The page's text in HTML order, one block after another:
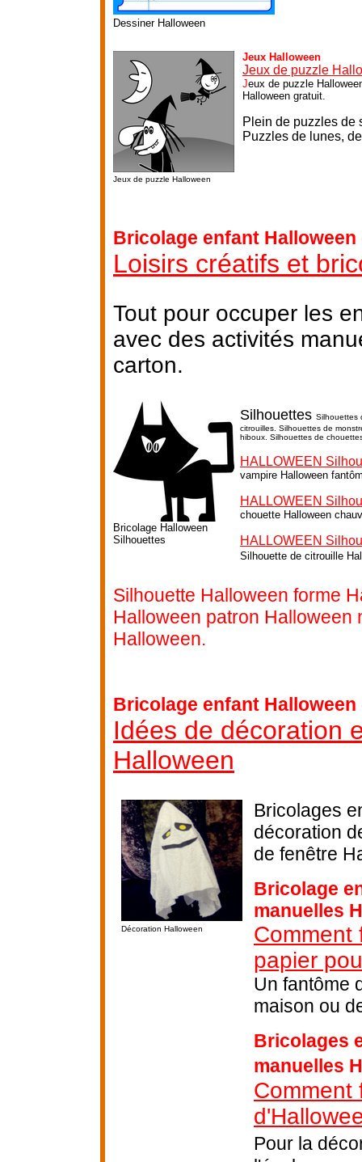
Dessiner Halloween
Jeux de puzzle Halloween
Jeux Halloween
Jeux de puzzle
Jeux de puzzle
Halloween gratuit.
Plein de puzzles de
Puzzles de lunes,
Bricolage enfant
Loisirs créatifs et
Tout pour occuper les
avec des activités
carton.
Bricolage Halloween
Silhouettes
Silhouettes Silhouettes
citrouilles. Silhouettes de
hiboux. Silhouettes de
HALLOWEEN
vampire Halloween
HALLOWEEN
chouette Halloween
HALLOWEEN
Silhouette de citrouille
Silhouette Halloween forme
Halloween patron Halloween
Halloween.
Bricolage enfant
Idées de décoration
Halloween
Décoration Halloween
Bricolages
décoration
de fenêtre
Bricolage
manuelles
Comment
papier
Un fantôme
maison ou
Bricolages
manuelles
Comment
Pour la